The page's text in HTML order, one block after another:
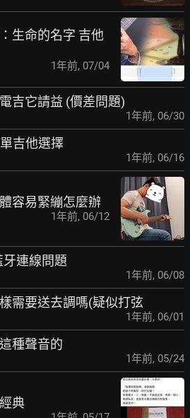
生命的名字 吉他
1年前, 07/04
吉它請益 (價差問題)
1年前, 06/30
吉他選擇
1年前, 06/16
容易緊繃怎麼辦
1年前, 06/12
牙連線問題
1年前, 06/08
需要送去調嗎(疑似打弦
1年前, 06/01
種聲音的
1年前, 05/24
典